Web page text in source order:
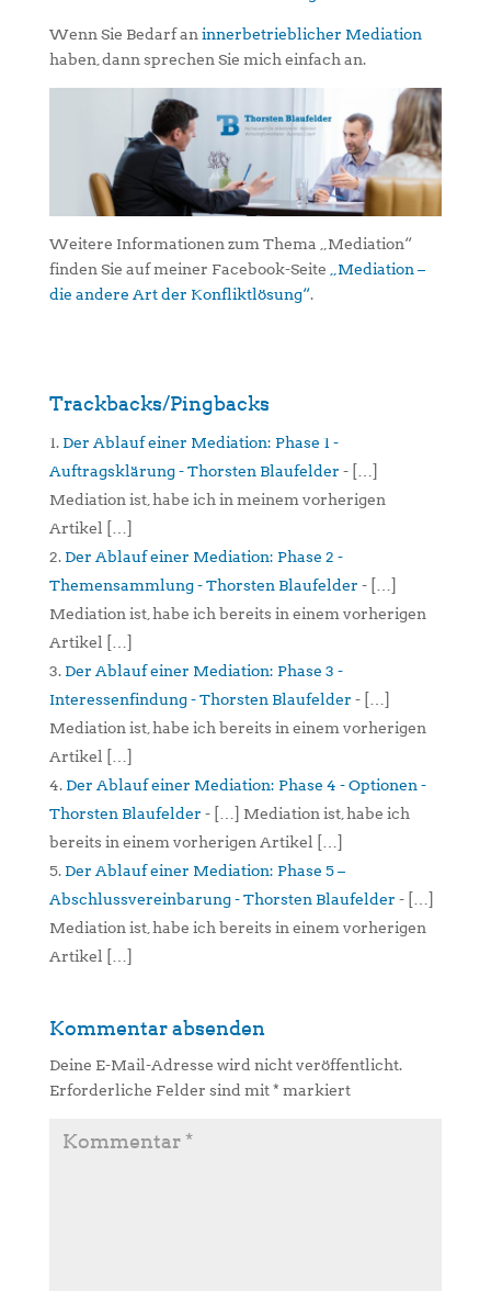
Wenn Sie Bedarf an innerbetrieblicher Mediation
haben, dann sprechen Sie mich einfach an.
Weitere Informationen zum Thema „Mediation“
finden Sie auf meiner Facebook-Seite
„Mediation –
die andere Art der Konfliktlösung“.
Trackbacks/Pingbacks
Der Ablauf einer Mediation: Phase 1 -
Auftragsklärung - Thorsten Blaufelder - […]
Mediation ist, habe ich in meinem vorherigen
Artikel […]
Der Ablauf einer Mediation: Phase 2 -
Themensammlung - Thorsten Blaufelder - […]
Mediation ist, habe ich bereits in einem vorherigen
Artikel […]
Der Ablauf einer Mediation: Phase 3 -
Interessenfindung - Thorsten Blaufelder - […]
Mediation ist, habe ich bereits in einem vorherigen
Artikel […]
Der Ablauf einer Mediation: Phase 4 - Optionen -
Thorsten Blaufelder - […] Mediation ist, habe ich
bereits in einem vorherigen Artikel […]
Der Ablauf einer Mediation: Phase 5 –
Abschlussvereinbarung - Thorsten Blaufelder - […]
Mediation ist, habe ich bereits in einem vorherigen
Artikel […]
Kommentar absenden
Deine E-Mail-Adresse wird nicht veröffentlicht.
Erforderliche Felder sind mit* markiert